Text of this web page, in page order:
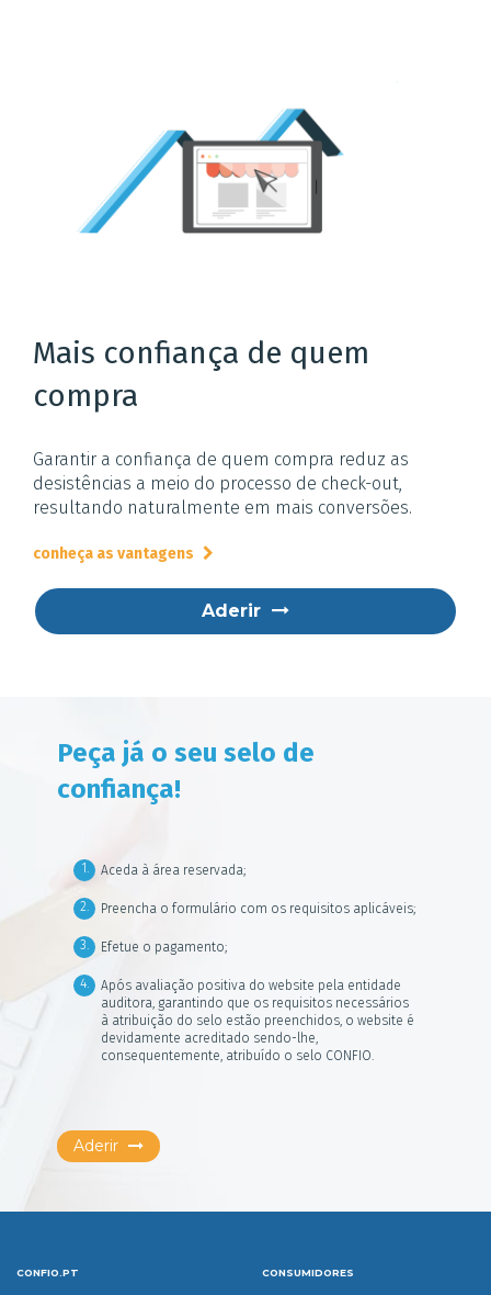
Mais confiança de quem
compra
Garantir a confiança de quem compra reduz as
desistências a meio do processo de check-out,
resultando naturalmente em mais conversões.
conheça as vantagens
Aderir
Peça já o seu selo de
confiança!
Aceda à área reservada;
Preencha o formulário com os requisitos aplicáveis;
Efetue o pagamento;
Após avaliação positiva do website pela entidade
auditora, garantindo que os requisitos necessários
à atribuição do selo estão preenchidos, o website é
devidamente acreditado sendo-lhe,
consequentemente, atribuído o selo CONFIO.
Aderir
CONFIO.PT CONSUMIDORES